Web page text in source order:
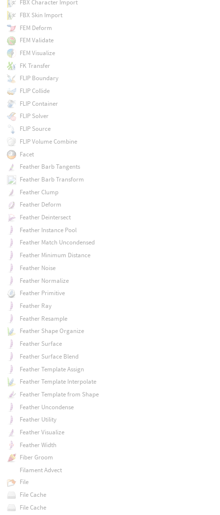
FBX Character Import
FBX Skin Import
FEM Deform
FEM Validate
FEM Visualize
FK Transfer
FLIP Boundary
FLIP Collide
FLIP Container
FLIP Solver
FLIP Source
FLIP Volume Combine
Facet
Feather Barb Tangents
Feather Barb Transform
Feather Clump
Feather Deform
Feather Deintersect
Feather Instance Pool
Feather Match Uncondensed
Feather Minimum Distance
Feather Noise
Feather Normalize
Feather Primitive
Feather Ray
Feather Resample
Feather Shape Organize
Feather Surface
Feather Surface Blend
Feather Template Assign
Feather Template Interpolate
Feather Template from Shape
Feather Uncondense
Feather Utility
Feather Visualize
Feather Width
Fiber Groom
Filament Advect
File
File Cache
File Cache